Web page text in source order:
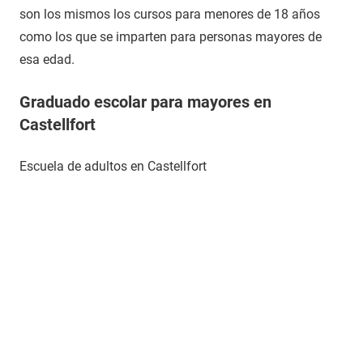
son los mismos los cursos para menores de 18 años
como los que se imparten para personas mayores de
esa edad.
Graduado escolar para mayores en
Castellfort
Escuela de adultos en Castellfort